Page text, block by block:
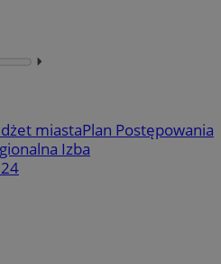
⏵︎
miastaPlan Postępowania
Izba